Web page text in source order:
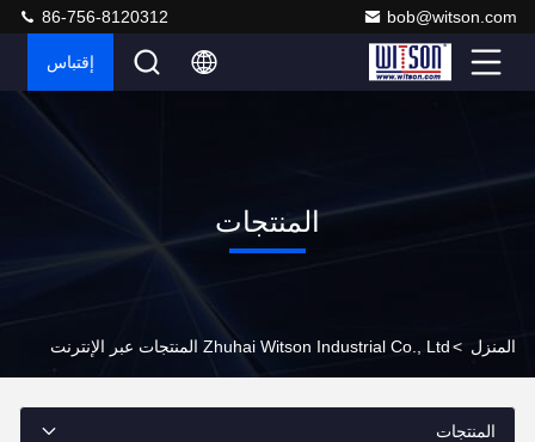
bob@witson.com
86-756-8120312
إقتباس
المنتجات
المنزل >Zhuhai Witson Industrial Co., Ltd المنتجات عبر الإنترنت
المنتجات